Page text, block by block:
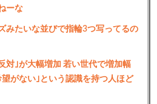
ーな
みたいな並びで指輪3つ写ってるの
対｣が大幅増加 若い世代で増加幅
がない｣という認識を持つ人ほど